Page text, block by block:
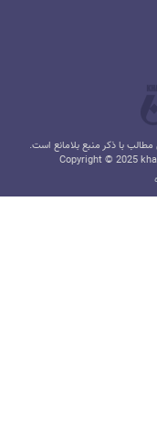
با ذکر منبع بلامانع است.
Copyright © 2025